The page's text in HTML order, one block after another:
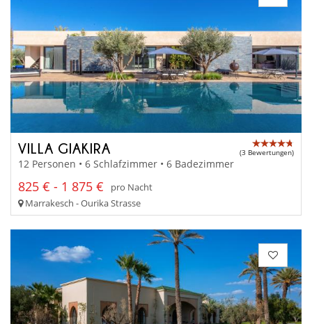
VILLA GIAKIRA (3 Bewertungen)
12 Personen • 6 Schlafzimmer • 6 Badezimmer
825 € - 1 875 €
pro Nacht
Marrakesch - Ourika Strasse